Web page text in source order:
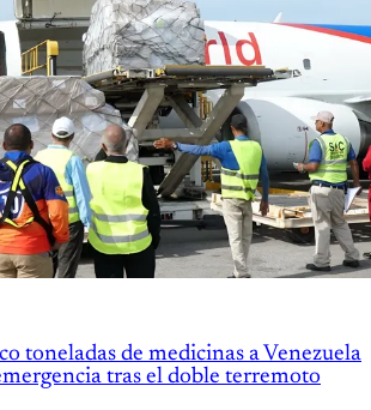
toneladas de medicinas a Venezuela
tras el doble terremoto